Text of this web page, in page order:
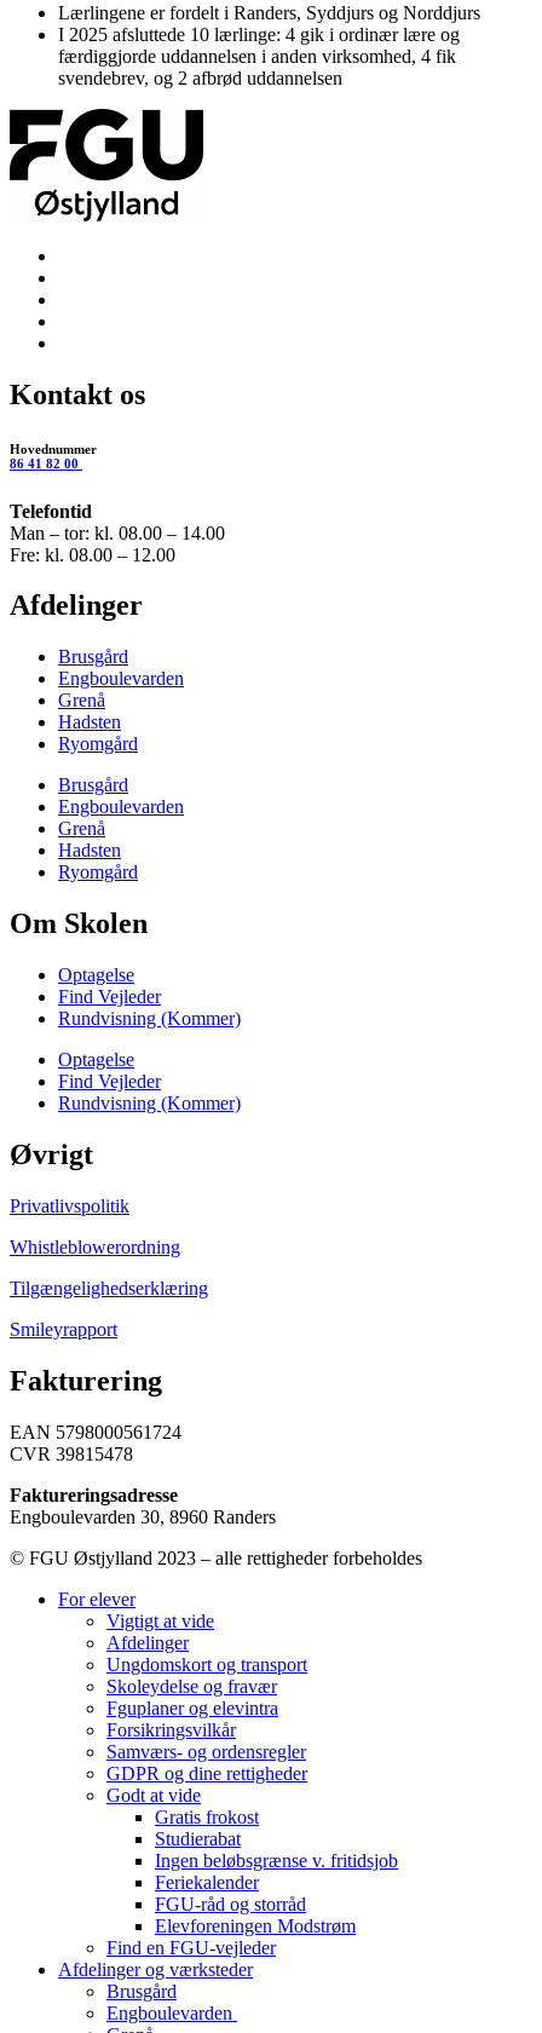
Lærlingene er fordelt i Randers, Syddjurs og Norddjurs
I 2025 afsluttede 10 lærlinge: 4 gik i ordinær lære og
færdiggjorde uddannelsen i anden virksomhed, 4 fik
svendebrev, og 2 afbrød uddannelsen
Kontakt os
Hovednummer
86 41 82 00
Telefontid
Man – tor: kl. 08.00 – 14.00
Fre: kl. 08.00 – 12.00
Afdelinger
Brusgård
Engboulevarden
Grenå
Hadsten
Ryomgård
Brusgård
Engboulevarden
Grenå
Hadsten
Ryomgård
Om Skolen
Optagelse
Find Vejleder
Rundvisning (Kommer)
Optagelse
Find Vejleder
Rundvisning (Kommer)
Øvrigt
Privatlivspolitik
Whistleblowerordning
Tilgængelighedserklæring
Smileyrapport
Fakturering
EAN 5798000561724
CVR 39815478
Faktureringsadresse
Engboulevarden 30, 8960 Randers
© FGU Østjylland 2023 – alle rettigheder forbeholdes
For elever
Vigtigt at vide
Afdelinger
Ungdomskort og transport
Skoleydelse og fravær
Fguplaner og elevintra
Forsikringsvilkår
Samværs- og ordensregler
GDPR og dine rettigheder
Godt at vide
Gratis frokost
Studierabat
Ingen beløbsgrænse v. fritidsjob
Feriekalender
FGU-råd og storråd
Elevforeningen Modstrøm
Find en FGU-vejleder
Afdelinger og værksteder
Brusgård
Engboulevarden